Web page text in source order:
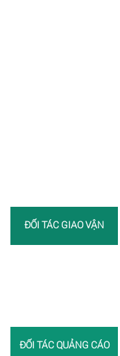
ĐỐI TÁC GIAO VẬN
ĐỐI TÁC QUẢNG CÁO